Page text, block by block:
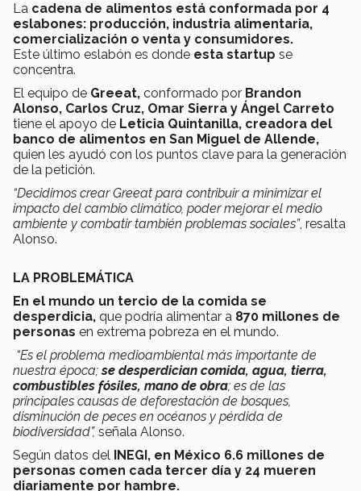
La cadena de alimentos está conformada por 4
eslabones: producción, industria alimentaria,
comercialización o venta y consumidores.
Este último eslabón es donde esta startup se
concentra.
El equipo de Greeat, conformado por Brandon
Alonso, Carlos Cruz, Omar Sierra y Ángel Carreto
tiene el apoyo de Leticia Quintanilla, creadora del
banco de alimentos en San Miguel de Allende,
quien les ayudó con los puntos clave para la generación
de la petición.
“Decidimos crear Greeat para contribuir a minimizar el
impacto del cambio climático, poder mejorar el medio
ambiente y combatir también problemas sociales”, resalta
Alonso.
LA PROBLEMÁTICA
En el mundo un tercio de la comida se
desperdicia, que podría alimentar a 870 millones de
personas en extrema pobreza en el mundo.
“Es el problema medioambiental más importante de
nuestra época;se desperdician comida, agua, tierra,
combustibles fósiles, mano de obra; es de las
principales causas de deforestación de bosques,
disminución de peces en océanos y pérdida de
biodiversidad”, señala Alonso.
Según datos del INEGI, en México 6.6 millones de
personas comen cada tercer día y 24 mueren
diariamente por hambre.